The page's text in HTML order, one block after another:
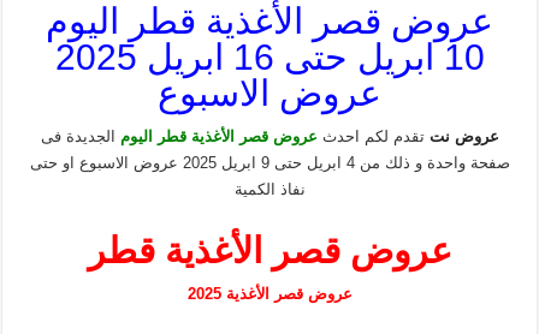
عروض قصر الأغذية قطر اليوم
10 ابريل حتى 16 ابريل 2025
عروض الاسبوع
عروض نتتقدم لكم احدث عروض قصر الأغذية قطر اليوم
الجديدة فى
صفحة واحدة و ذلك من 4 ابريل حتى 9 ابريل 2025 عروض الاسبوع او حتى
نفاذ الكمية
عروض قصر الأغذية قطر
عروض قصر الأغذية 2025